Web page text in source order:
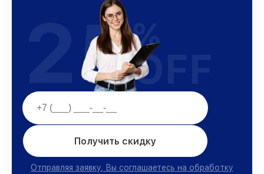
Получить скидку
Отправляя заявку, Вы соглашаетесь на обработку
25%
OFF